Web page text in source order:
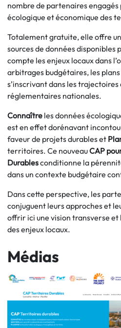
nombre de partenaires
écologique et économique des
Totalement gratuite, elle offre
sources de données disponibles
compte les enjeux locaux dans
arbitrages budgétaires, les
s’inscrivant dans les
réglementaires nationales.
Connaître les données
est en effet dorénavant
faveur de projets durables et
territoires. Ce nouveauCAP
Durablesconditionne la
dans un contexte budgétaire
Dans cette perspective, les
conjuguent leurs approches et
offrir ici une vision transverse et
des enjeux locaux.
Médias